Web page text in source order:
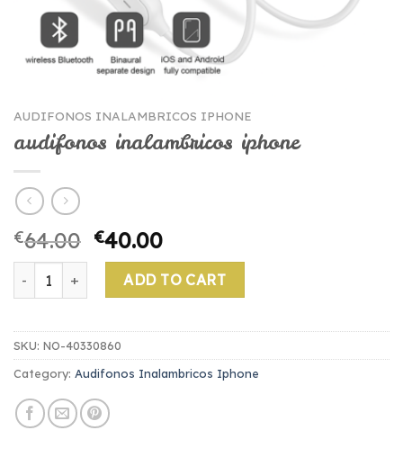
AUDIFONOS INALAMBRICOS IPHONE
audifonos inalambricos iphone
€64.00 €40.00
audifonos inalambricos iphone quantity
ADD TO CART
SKU: NO-40330860
Category: Audifonos Inalambricos Iphone